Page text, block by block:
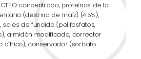
concentrado, proteínas de la
(dextrina de maíz) (4.5%),
sales de fundido (polifosfatos,
almidón modificado, corrector
cítrico), conservador (sorbato